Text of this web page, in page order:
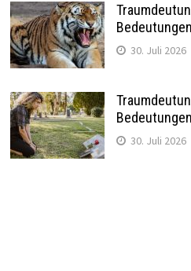
30. Juli 2026
30. Juli 2026